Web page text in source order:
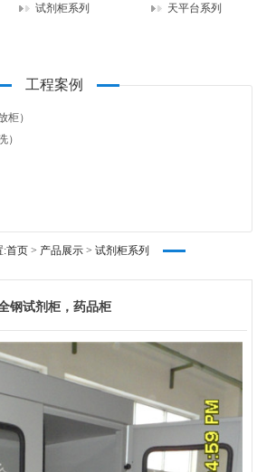
试剂柜系列
天平台系列
工程案例
）
:首页> 产品展示> 试剂柜系列
钢试剂柜，药品柜